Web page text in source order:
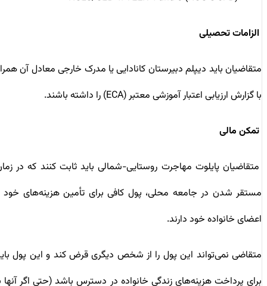
الزامات تحصیلی
متقاضیان باید دیپلم دبیرستان کانادایی یا مدرک خارجی معادل آن همراه
با گزارش ارزیابی اعتبار آموزشی معتبر (ECA) را داشته باشند.
تمکن مالی
متقاضیان پایلوت مهاجرت روستایی-شمالی باید ثابت کنند که در زمان
مستقر شدن در جامعه محلی، پول کافی برای تأمین هزینه‌های خود و
اعضای خانواده خود دارند.
متقاضی نمی‌تواند این پول را از شخص دیگری قرض کند و این پول باید
برای پرداخت هزینه‌های زندگی خانواده در دسترس باشد (حتی اگر آنها با